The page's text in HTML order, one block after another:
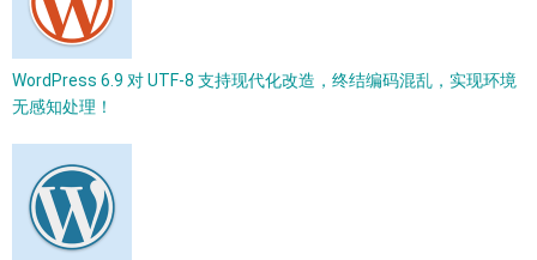
WordPress 6.9 对 UTF-8 支持现代化改造，终结编码混乱，实现环境
无感知处理！